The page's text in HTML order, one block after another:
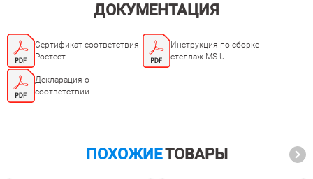
ДОКУМЕНТАЦИЯ
Сертификат соответствия
Ростест
Инструкция по сборке
стеллаж MS U
Декларация о
соответствии
ПОХОЖИЕТОВАРЫ